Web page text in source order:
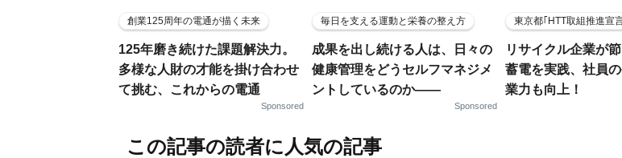
創業125周年の電通が描く未来
125年磨き続けた課題解決力。
多様な人財の才能を掛け合わせ
て挑む、これからの電通
Sponsored
毎日を支える運動と栄養の整え方
成果を出し続ける人は、日々の
健康管理をどうセルフマネジメ
ントしているのか——
Sponsored
東京都｢HTT取組推進宣
リサイクル企業が
蓄電を実践、社員
業力も向上！
この記事の読者に人気の記事